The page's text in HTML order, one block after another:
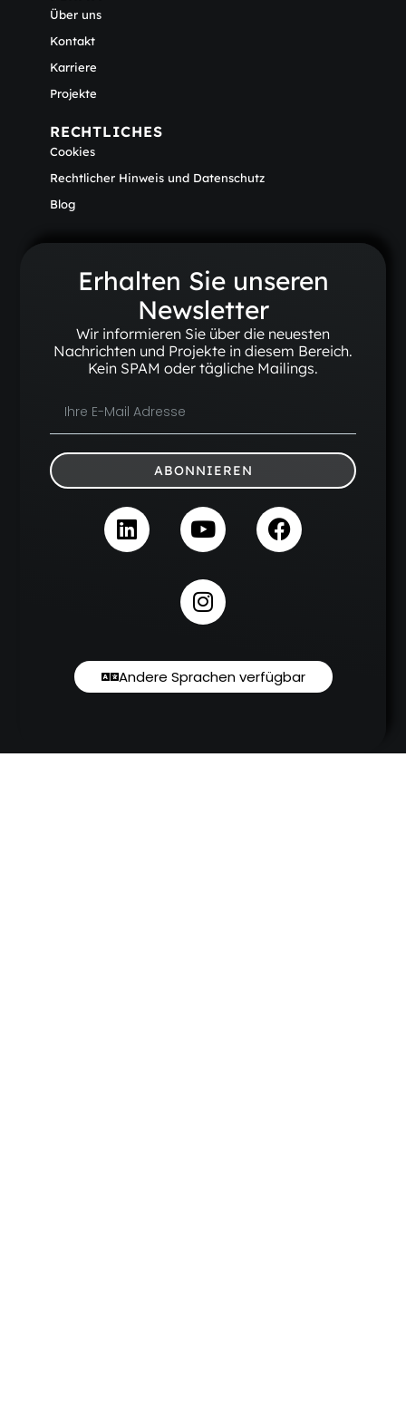
Über uns
Kontakt
Karriere
Projekte
RECHTLICHES
Cookies
Rechtlicher Hinweis und Datenschutz
Blog
Erhalten Sie unseren
Newsletter
Wir informieren Sie über die neuesten
Nachrichten und Projekte in diesem Bereich.
Kein SPAM oder tägliche Mailings.
ABONNIEREN
Andere Sprachen verfügbar